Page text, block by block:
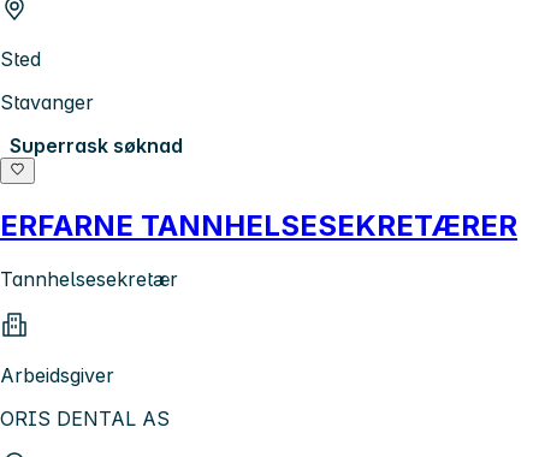
Sted
Stavanger
Superrask søknad
ERFARNE TANNHELSESEKRETÆRER
Tannhelsesekretær
Arbeidsgiver
ORIS DENTAL AS